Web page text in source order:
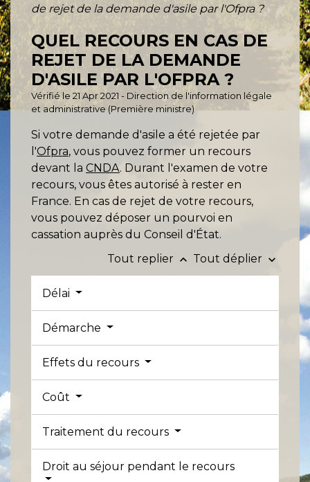
de rejet de la demande d'asile par l'Ofpra ?
QUEL RECOURS EN CAS DE
REJET DE LA DEMANDE
D'ASILE PAR L'OFPRA ?
Vérifié le 21 Apr 2021 - Direction de l'information légale
et administrative (Première ministre)
Si votre demande d'asile a été rejetée par
l'Ofpra, vous pouvez former un recours
devant la CNDA. Durant l'examen de votre
recours, vous êtes autorisé à rester en
France. En cas de rejet de votre recours,
vous pouvez déposer un pourvoi en
cassation auprès du Conseil d'État.
Tout replier keyboard_arrow_up Tout déplier keyboard_arrow_down
Délai
Démarche
Effets du recours
Coût
Traitement du recours
Droit au séjour pendant le recours